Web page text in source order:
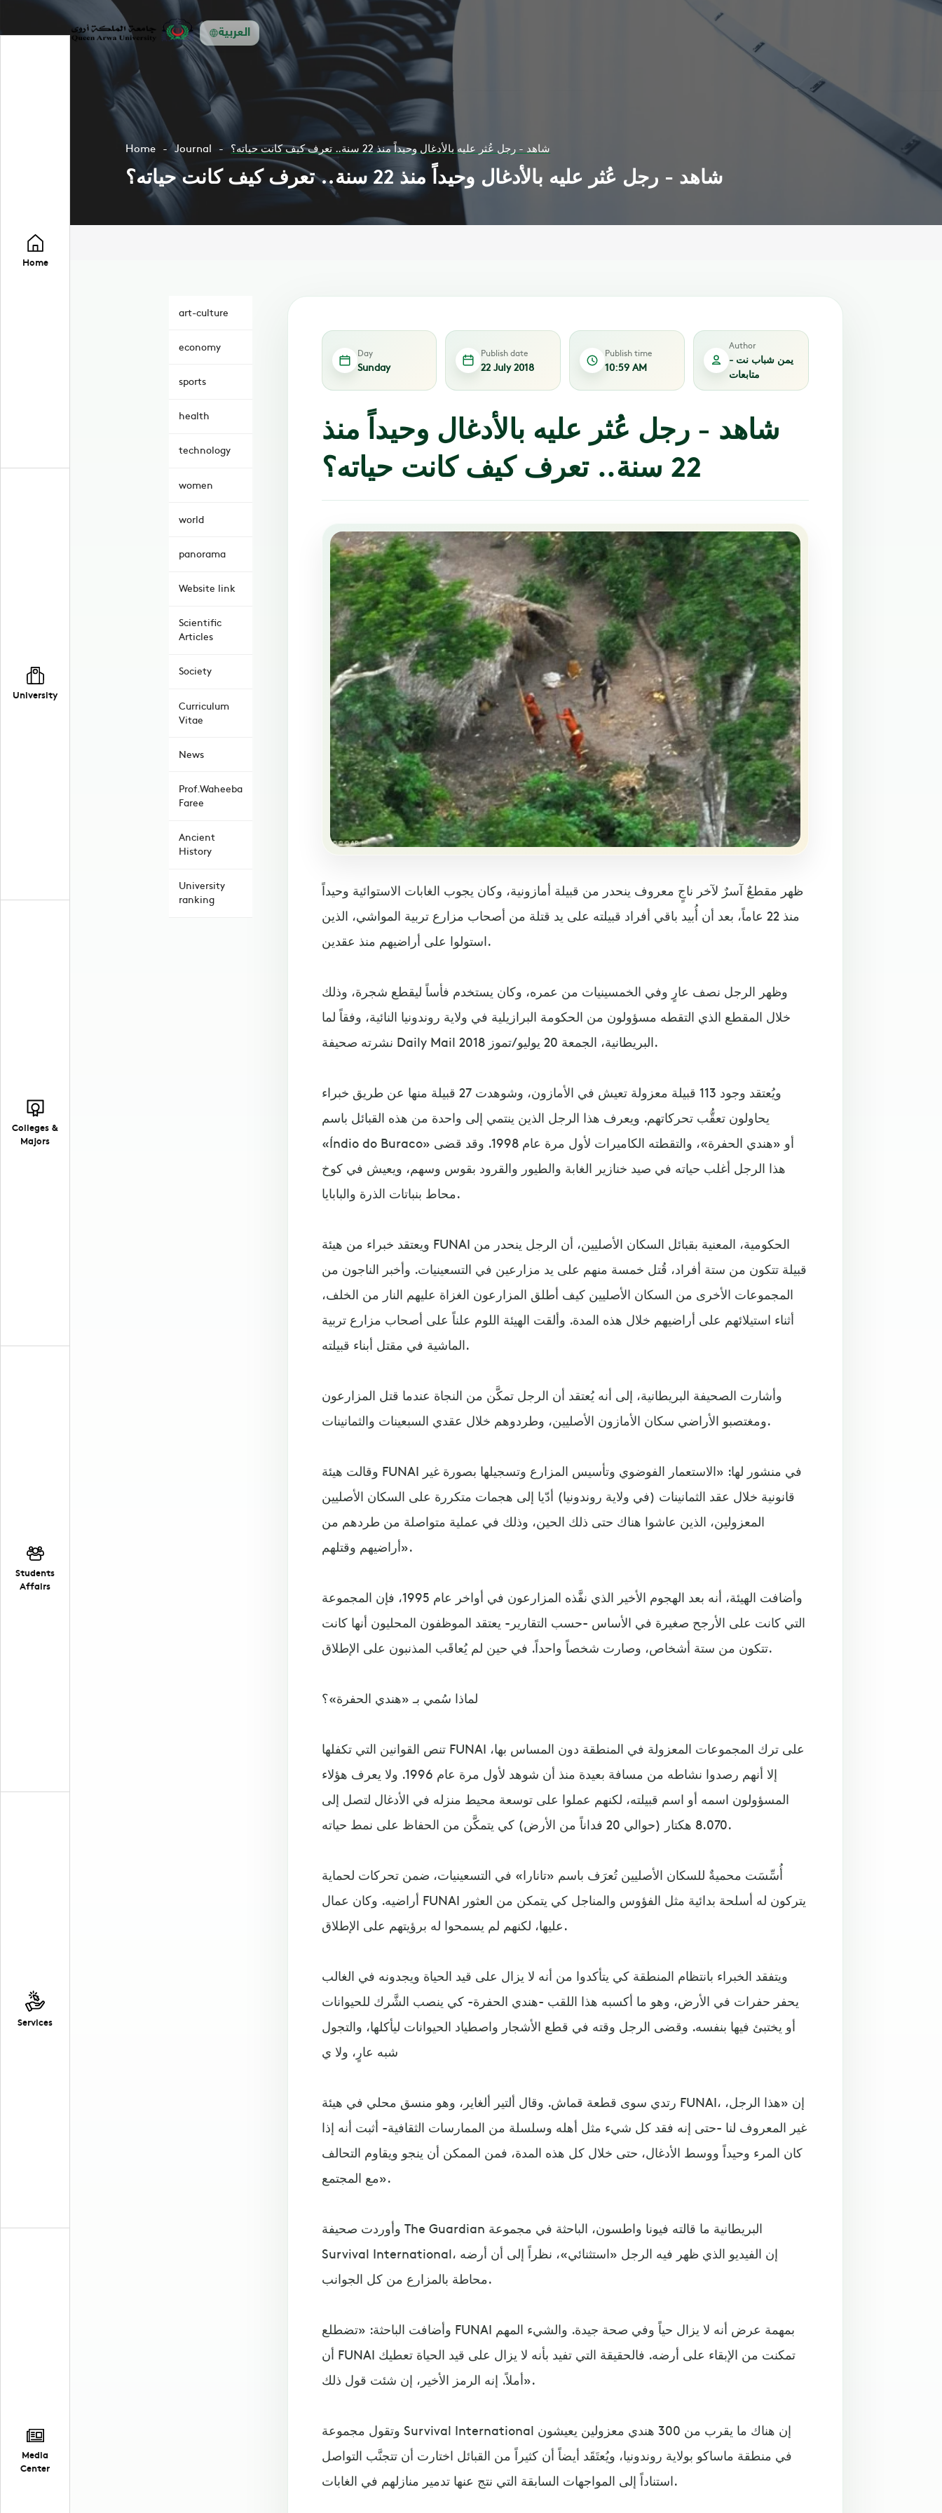
العربية
Home
University
Colleges &
Majors
Students
Affairs
Services
Media
Center
Home Journal شاهد - رجل عُثر عليه بالأدغال وحيداً منذ 22 سنة.. تعرف كيف كانت حياته؟
شاهد - رجل عُثر عليه بالأدغال وحيداً منذ 22 سنة.. تعرف كيف كانت حياته؟
art-culture
economy
sports
health
technology
women
world
panorama
Website link
Scientific
Articles
Society
Curriculum
Vitae
News
Prof.Waheeba
Faree
Ancient
History
University
ranking
Day
Sunday
Publish date
22 July 2018
Publish time
10:59 AM
Author
يمن شباب نت -
متابعات
شاهد - رجل عُثر عليه بالأدغال وحيداً منذ
22 سنة.. تعرف كيف كانت حياته؟
ظهر مقطعٌ آسرٌ لآخر ناجٍ معروف ينحدر من قبيلة أمازونية، وكان يجوب الغابات الاستوائية وحيداً
منذ 22 عاماً، بعد أن أُبيد باقي أفراد قبيلته على يد قتلة من أصحاب مزارع تربية المواشي، الذين
استولوا على أراضيهم منذ عقدين.
وظهر الرجل نصف عارٍ وفي الخمسينيات من عمره، وكان يستخدم فأساً ليقطع شجرة، وذلك
خلال المقطع الذي التقطه مسؤولون من الحكومة البرازيلية في ولاية روندونيا النائية، وفقاً لما
نشرته صحيفة Daily Mail البريطانية، الجمعة 20 يوليو/تموز 2018.
ويُعتقد وجود 113 قبيلة معزولة تعيش في الأمازون، وشوهدت 27 قبيلة منها عن طريق خبراء
يحاولون تعقُّب تحركاتهم. ويعرف هذا الرجل الذين ينتمي إلى واحدة من هذه القبائل باسم
«Índio do Buraco» أو «هندي الحفرة»، والتقطته الكاميرات لأول مرة عام 1998. وقد قضى
هذا الرجل أغلب حياته في صيد خنازير الغابة والطيور والقرود بقوس وسهم، ويعيش في كوخ
محاط بنباتات الذرة والبابايا.
ويعتقد خبراء من هيئة FUNAI الحكومية، المعنية بقبائل السكان الأصليين، أن الرجل ينحدر من
قبيلة تتكون من ستة أفراد، قُتل خمسة منهم على يد مزارعين في التسعينيات. وأخبر الناجون من
المجموعات الأخرى من السكان الأصليين كيف أطلق المزارعون الغزاة عليهم النار من الخلف،
أثناء استيلائهم على أراضيهم خلال هذه المدة. وألقت الهيئة اللوم علناً على أصحاب مزارع تربية
الماشية في مقتل أبناء قبيلته.
وأشارت الصحيفة البريطانية، إلى أنه يُعتقد أن الرجل تمكَّن من النجاة عندما قتل المزارعون
ومغتصبو الأراضي سكان الأمازون الأصليين، وطردوهم خلال عقدي السبعينات والثمانينات.
وقالت هيئة FUNAI في منشور لها: «الاستعمار الفوضوي وتأسيس المزارع وتسجيلها بصورة غير
قانونية خلال عقد الثمانينات (في ولاية روندونيا) أدّيا إلى هجمات متكررة على السكان الأصليين
المعزولين، الذين عاشوا هناك حتى ذلك الحين، وذلك في عملية متواصلة من طردهم من
أراضيهم وقتلهم».
وأضافت الهيئة، أنه بعد الهجوم الأخير الذي نفَّذه المزارعون في أواخر عام 1995، فإن المجموعة
التي كانت على الأرجح صغيرة في الأساس -حسب التقارير- يعتقد الموظفون المحليون أنها كانت
تتكون من ستة أشخاص، وصارت شخصاً واحداً. في حين لم يُعاقَب المذنبون على الإطلاق.
لماذا سُمي بـ «هندي الحفرة»؟
تنص القوانين التي تكفلها FUNAI على ترك المجموعات المعزولة في المنطقة دون المساس بها،
إلا أنهم رصدوا نشاطه من مسافة بعيدة منذ أن شوهد لأول مرة عام 1996. ولا يعرف هؤلاء
المسؤولون اسمه أو اسم قبيلته، لكنهم عملوا على توسعة محيط منزله في الأدغال لتصل إلى
8.070 هكتار (حوالي 20 فداناً من الأرض) كي يتمكَّن من الحفاظ على نمط حياته.
أُسِّسَت محميةٌ للسكان الأصليين تُعرَف باسم «تانارا» في التسعينيات، ضمن تحركات لحماية
أراضيه. وكان عمال FUNAI يتركون له أسلحة بدائية مثل الفؤوس والمناجل كي يتمكن من العثور
عليها، لكنهم لم يسمحوا له برؤيتهم على الإطلاق.
ويتفقد الخبراء بانتظام المنطقة كي يتأكدوا من أنه لا يزال على قيد الحياة ويجدونه في الغالب
يحفر حفرات في الأرض، وهو ما أكسبه هذا اللقب -هندي الحفرة- كي ينصب الشَّرك للحيوانات
أو يختبئ فيها بنفسه. وقضى الرجل وقته في قطع الأشجار واصطياد الحيوانات ليأكلها، والتجول
شبه عارٍ، ولا ي
رتدي سوى قطعة قماش. وقال ألتير ألغاير، وهو منسق محلي في هيئة FUNAI، إن «هذا الرجل،
غير المعروف لنا -حتى إنه فقد كل شيء مثل أهله وسلسلة من الممارسات الثقافية- أثبت أنه إذا
كان المرء وحيداً ووسط الأدغال، حتى خلال كل هذه المدة، فمن الممكن أن ينجو ويقاوم التحالف
مع المجتمع».
وأوردت صحيفة The Guardian البريطانية ما قالته فيونا واطسون، الباحثة في مجموعة
Survival International، إن الفيديو الذي ظهر فيه الرجل «استثنائي»، نظراً إلى أن أرضه
محاطة بالمزارع من كل الجوانب.
وأضافت الباحثة: «تضطلع FUNAI بمهمة عرض أنه لا يزال حياً وفي صحة جيدة. والشيء المهم
أن FUNAI تمكنت من الإبقاء على أرضه. فالحقيقة التي تفيد بأنه لا يزال على قيد الحياة تعطيك
أملاً. إنه الرمز الأخير، إن شئت قول ذلك».
وتقول مجموعة Survival International إن هناك ما يقرب من 300 هندي معزولين يعيشون
في منطقة ماساكو بولاية روندونيا، ويُعتَقَد أيضاً أن كثيراً من القبائل اختارت أن تتجنَّب التواصل
استناداً إلى المواجهات السابقة التي نتج عنها تدمير منازلهم في الغابات.